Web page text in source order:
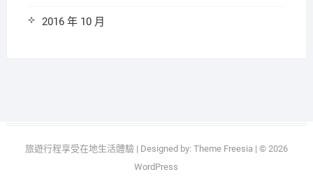
2016 年 10 月
旅遊行程享受在地生活體驗| Designed by: Theme Freesia| © 2026
WordPress